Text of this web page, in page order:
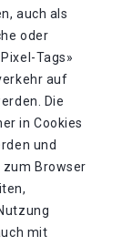
auch als
oder
Tags»
auf
Die
in Cookies
und
Browser
mit